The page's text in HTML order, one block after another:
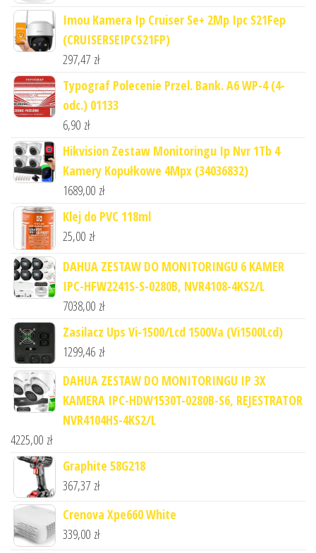
Imou Kamera Ip Cruiser Se+ 2Mp Ipc S21Fep
(CRUISERSEIPCS21FP)
297,47 zł
Typograf Polecenie Przel. Bank. A6 WP-4 (4-
odc.) 01133
6,90 zł
Hikvision Zestaw Monitoringu Ip Nvr 1Tb 4
Kamery Kopułkowe 4Mpx (34036832)
1689,00 zł
Klej do PVC 118ml
25,00 zł
DAHUA ZESTAW DO MONITORINGU 6 KAMER
IPC-HFW2241S-S-0280B, NVR4108-4KS2/L
7038,00 zł
Zasilacz Ups Vi-1500/Lcd 1500Va (Vi1500Lcd)
1299,46 zł
DAHUA ZESTAW DO MONITORINGU IP 3X
KAMERA IPC-HDW1530T-0280B-S6, REJESTRATOR
NVR4104HS-4KS2/L
4225,00 zł
Graphite 58G218
367,37 zł
Crenova Xpe660 White
339,00 zł